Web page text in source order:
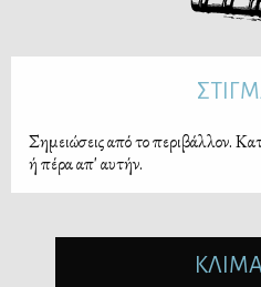
Σημειώσεις από το περιβάλλον.
ή πέρα απ' αυτήν.